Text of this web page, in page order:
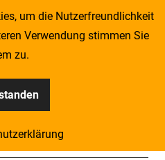
um die Nutzerfreundlichkeit
Verwendung stimmen Sie
zu.